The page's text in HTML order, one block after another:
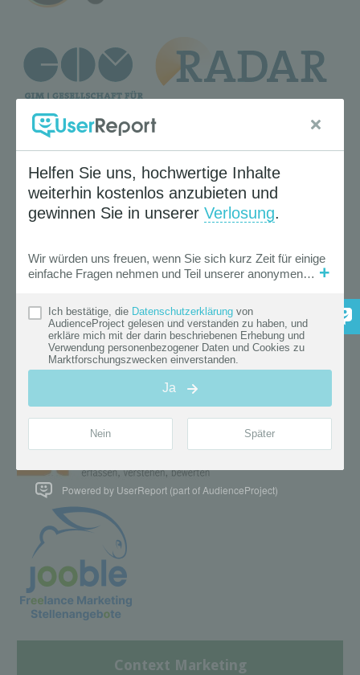
Context Marketing
Powered by UserReport (part of AudienceProject)